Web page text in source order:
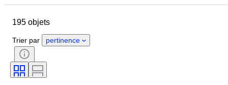
Suppléments
Type de carburant
CoC (Certificat de conformité)
État (mécanique)
État (châssis et soubassement de carrosserie)
195 objets
Trier par pertinence